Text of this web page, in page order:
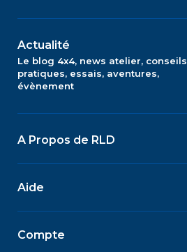
Actualité
Le blog 4x4, news atelier, conseils
pratiques, essais, aventures,
évènement
A Propos de RLD
Aide
Compte